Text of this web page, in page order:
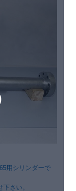
用シリンダーで
さい。